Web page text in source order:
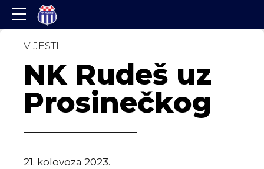
VIJESTI
NK Rudeš uz
Prosinečkog
21. kolovoza 2023.